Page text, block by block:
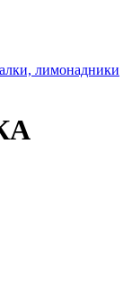
лимонадники